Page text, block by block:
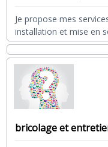
Je propose mes
installation et mise en
bricolage et